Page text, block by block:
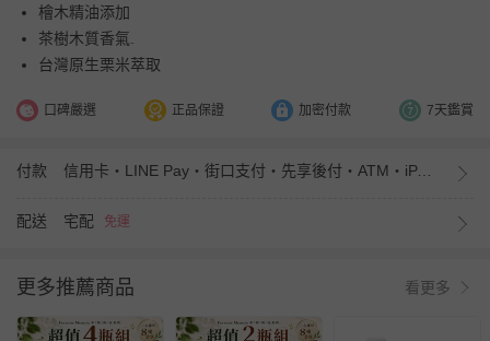
檜木精油添加
茶樹木質香氣.
台灣原生栗米萃取
口碑嚴選 正品保證 加密付款 7天鑑賞
付款 信用卡・LINE Pay・街口支付・先享後付・ATM・iPASS MONEY
配送 宅配 免運
更多推薦商品 看更多